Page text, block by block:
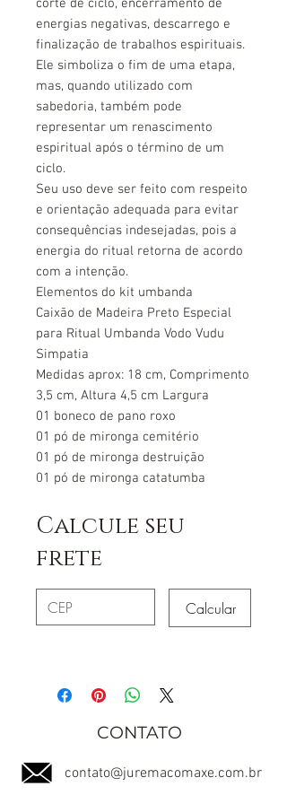
energias negativas, descarrego e
finalização de trabalhos espirituais.
Ele simboliza o fim de uma etapa,
mas, quando utilizado com
sabedoria, também pode
representar um renascimento
espiritual após o término de um
ciclo.
Seu uso deve ser feito com respeito
e orientação adequada para evitar
consequências indesejadas, pois a
energia do ritual retorna de acordo
com a intenção.
Elementos do kit umbanda
Caixão de Madeira Preto Especial
para Ritual Umbanda Vodo Vudu
Simpatia
Medidas aprox: 18 cm, Comprimento
3,5 cm, Altura 4,5 cm Largura
01 boneco de pano roxo
01 pó de mironga cemitério
01 pó de mironga destruição
01 pó de mironga catatumba
Calcule seu
frete
Calcular
CONTATO
contato@juremacomaxe.com.br